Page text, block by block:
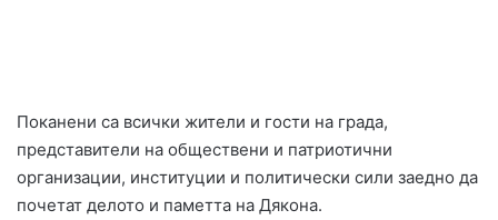
Поканени са всички жители и гости на града,
представители на обществени и патриотични
организации, институции и политически сили заедно да
почетат делото и паметта на Дякона.